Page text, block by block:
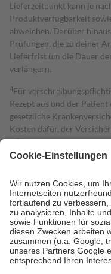
Lieferzeitpunkt kann je
Produktverfügbarkeit
abweichen. Darüber
Prüfungen, die zu deiner
Lieferfrist um die Dauer
verlängern.
4Für
Rezept aus und der
gesetzliche
Kosten dafür, der
mit.
Grundsätzlich leisten
höchstens zehn Euro.
Es
Kosten der Leistung zu
Diese Regeln gelten
Bei Heilmitteln und
Zuzahlung zehn Prozent
Verordnung.
Um das Engagement der
stärken und die